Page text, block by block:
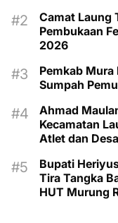
Camat Laung
Pembukaan
2026
Pemkab Mura
Sumpah
Ahmad
Kecamatan
Atlet dan
Bupati
Tira Tangka
HUT Murung